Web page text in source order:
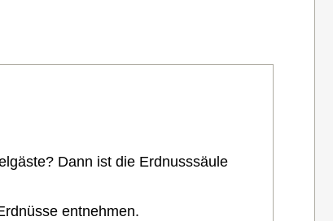
Dann ist die Erdnusssäule
entnehmen.